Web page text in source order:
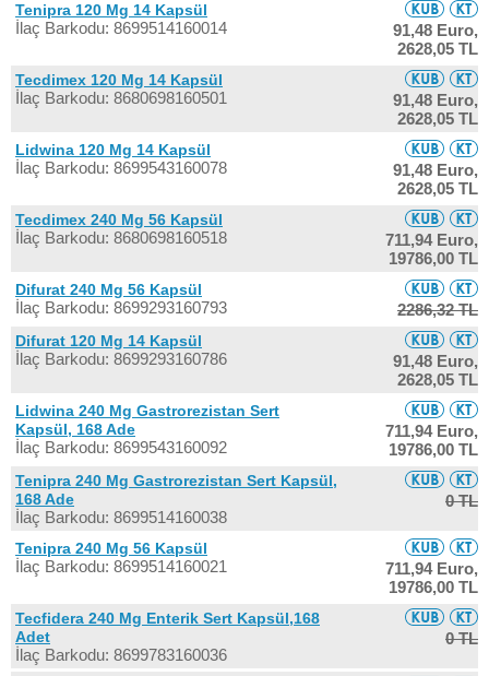
Tenipra 120 Mg 14 Kapsül
İlaç Barkodu: 8699514160014
91,48 Euro,
2628,05 TL
Tecdimex 120 Mg 14 Kapsül
İlaç Barkodu: 8680698160501
91,48 Euro,
2628,05 TL
Lidwina 120 Mg 14 Kapsül
İlaç Barkodu: 8699543160078
91,48 Euro,
2628,05 TL
Tecdimex 240 Mg 56 Kapsül
İlaç Barkodu: 8680698160518
711,94 Euro,
19786,00 TL
Difurat 240 Mg 56 Kapsül
İlaç Barkodu: 8699293160793 2286,32 TL
Difurat 120 Mg 14 Kapsül
İlaç Barkodu: 8699293160786
91,48 Euro,
2628,05 TL
Lidwina 240 Mg Gastrorezistan Sert
Kapsül, 168 Ade
İlaç Barkodu: 8699543160092
711,94 Euro,
19786,00 TL
Tenipra 240 Mg Gastrorezistan Sert Kapsül,
168 Ade
İlaç Barkodu: 8699514160038
0 TL
Tenipra 240 Mg 56 Kapsül
İlaç Barkodu: 8699514160021
711,94 Euro,
19786,00 TL
Tecfidera 240 Mg Enterik Sert Kapsül,168
Adet
İlaç Barkodu: 8699783160036
0 TL